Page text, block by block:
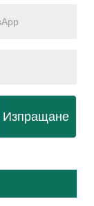
Изпращане